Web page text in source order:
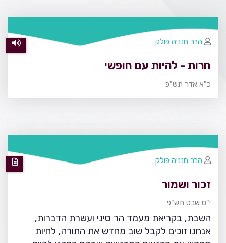
חרות - להיות עם חופשי
כ"א אדר תש"פ
הרב חנניה פולק
זכור ושמור
י"ט שבט תש"פ
השבת, בקריאת מעמד הר סיני ועשרת הדברות,
אנחנו זוכים לקבל שוב מחדש את התורה, לחיות
הרב חנניה פולק